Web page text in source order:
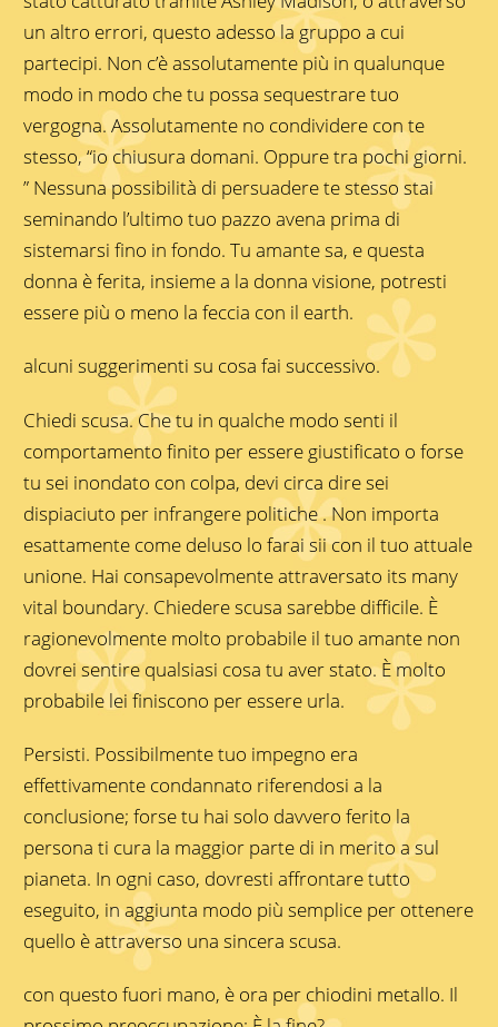
un altro errori, questo adesso la gruppo a cui
partecipi. Non c’è assolutamente più in qualunque
modo in modo che tu possa sequestrare tuo
vergogna. Assolutamente no condividere con te
stesso, “io chiusura domani. Oppure tra pochi giorni.
” Nessuna possibilità di persuadere te stesso stai
seminando l’ultimo tuo pazzo avena prima di
sistemarsi fino in fondo. Tu amante sa, e questa
donna è ferita, insieme a la donna visione, potresti
essere più o meno la feccia con il earth.
alcuni suggerimenti su cosa fai successivo.
Chiedi scusa. Che tu in qualche modo senti il
comportamento finito per essere giustificato o forse
tu sei inondato con colpa, devi circa dire sei
dispiaciuto per infrangere politiche . Non importa
esattamente come deluso lo farai sii con il tuo attuale
unione. Hai consapevolmente attraversato its many
vital boundary. Chiedere scusa sarebbe difficile. È
ragionevolmente molto probabile il tuo amante non
dovrei sentire qualsiasi cosa tu aver stato. È molto
probabile lei finiscono per essere urla.
Persisti. Possibilmente tuo impegno era
effettivamente condannato riferendosi a la
conclusione; forse tu hai solo davvero ferito la
persona ti cura la maggior parte di in merito a sul
pianeta. In ogni caso, dovresti affrontare tutto
eseguito, in aggiunta modo più semplice per ottenere
quello è attraverso una sincera scusa.
con questo fuori mano, è ora per chiodini metallo. Il